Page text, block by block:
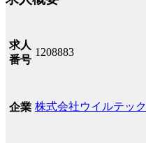
求人
番号
1208883
企業 株式会社ウイルテック